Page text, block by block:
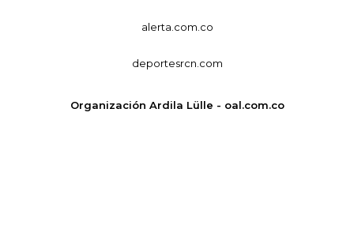
alerta.com.co
deportesrcn.com
Organización Ardila Lülle - oal.com.co